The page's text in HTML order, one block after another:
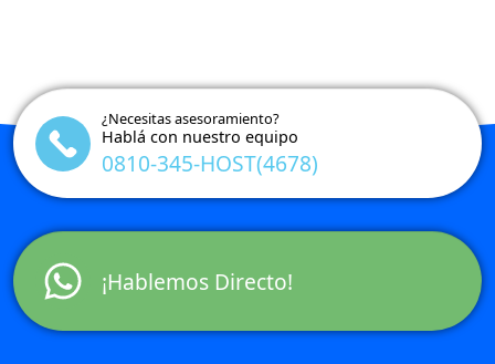
¿Necesitas asesoramiento?
Hablá con nuestro equipo
0810-345-HOST(4678)
¡Hablemos Directo!